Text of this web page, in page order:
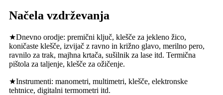
Načela vzdrževanja
★Dnevno orodje: premični ključ, klešče za jekleno žico,
koničaste klešče, izvijač z ravno in križno glavo, merilno pero,
ravnilo za trak, majhna krtača, sušilnik za lase itd. Termična
pištola za taljenje, klešče za ožičenje.
★Instrumenti: manometri, multimetri, klešče, elektronske
tehtnice, digitalni termometri itd.